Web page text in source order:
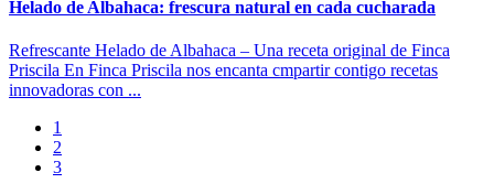
Helado de Albahaca: frescura natural en cada cucharada
Refrescante Helado de Albahaca – Una receta original de Finca
Priscila En Finca Priscila nos encanta cmpartir contigo recetas
innovadoras con ...
1
2
3